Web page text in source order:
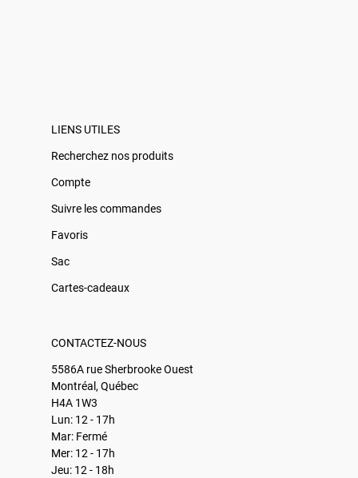
LIENS UTILES
Recherchez nos produits
Compte
Suivre les commandes
Favoris
Sac
Cartes-cadeaux
CONTACTEZ-NOUS
5586A rue Sherbrooke Ouest
Montréal, Québec
H4A 1W3
Lun: 12 - 17h
Mar: Fermé
Mer: 12 - 17h
Jeu: 12 - 18h